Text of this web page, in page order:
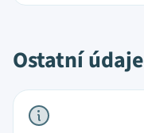
Ostatní údaje